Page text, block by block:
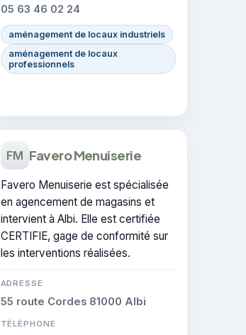
05 63 46 02 24
aménagement de locaux industriels
aménagement de locaux
professionnels
FM Favero Menuiserie
Favero Menuiserie est spécialisée
en agencement de magasins et
intervient à Albi. Elle est certifiée
CERTIFIE, gage de conformité sur
les interventions réalisées.
ADRESSE
55 route Cordes 81000 Albi
TÉLÉPHONE